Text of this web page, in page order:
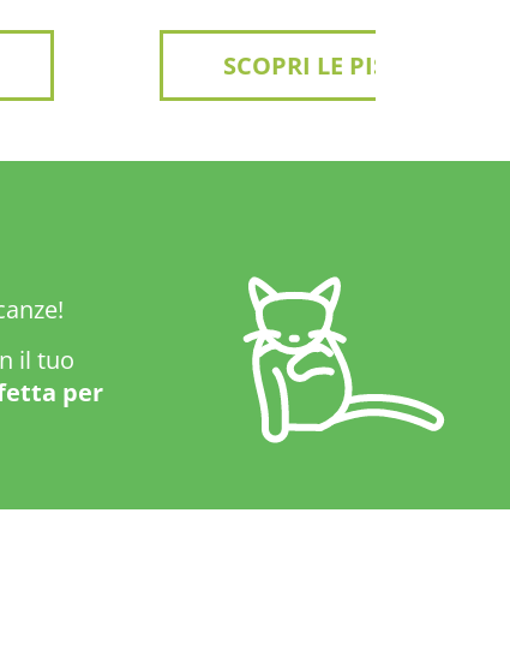
SCOPRI LE PISCINE
il tuo
per